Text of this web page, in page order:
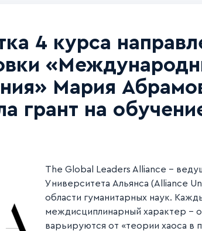
4 курса
Мария
грант на
The Global Leaders Alliance –
Университета Альянса (Alliance
области гуманитарных наук.
междисциплинарный характер –
варьируются от «теории хаоса в